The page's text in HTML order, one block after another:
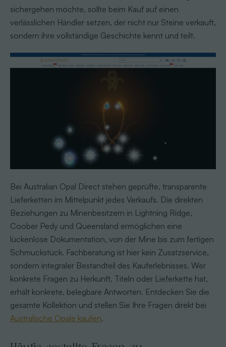
sichergehen möchte, sollte beim Kauf auf einen
verlässlichen Händler setzen, der nicht nur Steine verkauft,
sondern ihre vollständige Geschichte kennt und teilt.
Bei Australian Opal Direct stehen geprüfte, transparente
Lieferketten im Mittelpunkt jedes Verkaufs. Die direkten
Beziehungen zu Minenbesitzern in Lightning Ridge,
Coober Pedy und Queensland ermöglichen eine
lückenlose Dokumentation, von der Mine bis zum fertigen
Schmuckstück. Fachberatung ist hier kein Zusatzservice,
sondern integraler Bestandteil des Kauferlebnisses. Wer
konkrete Fragen zu Herkunft, Titeln oder Lieferkette hat,
erhält konkrete, belegbare Antworten. Entdecken Sie die
gesamte Kollektion und stellen Sie Ihre Fragen direkt bei
Australische Opale kaufen.